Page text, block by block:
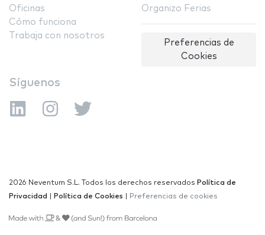
Oficinas
Cómo funciona
Trabaja con nosotros
Organizo Ferias
Preferencias de
Cookies
Síguenos
2026 Neventum S.L. Todos los derechos reservados Política de
Privacidad
Política de Cookies Preferencias de cookies